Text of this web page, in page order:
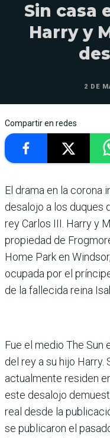
Sin casa
Harry y
2 DE
Compartir en redes
El drama en la corona
desalojo a los duques
rey Carlos III. Harry y
propiedad de
Home Park en
ocupada por el
de la fallecida reina
Fue el medio The Sun
del rey a su hijo Harry.
actualmente residen
este desalojo
real desde la
se publicaron el